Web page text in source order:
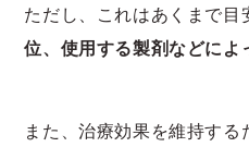
ただし、これはあくまで目
位、使用する製剤などによ
また、治療効果を維持す